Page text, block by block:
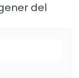
del